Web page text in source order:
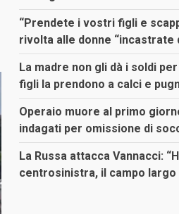
“Prendete i vostri figli e
rivolta alle donne “incastrate
La madre non gli dà i soldi
figli la prendono a calci e
Operaio muore al primo
indagati per omissione di
La Russa attacca Vannacci:
centrosinistra, il campo largo